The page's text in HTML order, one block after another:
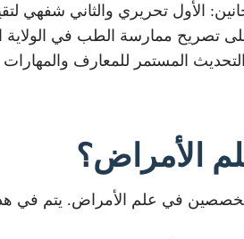
الأول تحريري والثاني شفهي
ممارسة الطب في الولاية
المستمر للمعارف
الأمراض؟
في علم الأمراض. يتم في